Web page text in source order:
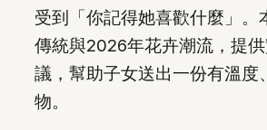
受到「你記得她喜歡什麼」。
傳統與2026年花卉潮流，提
議，幫助子女送出一份有溫度
物。